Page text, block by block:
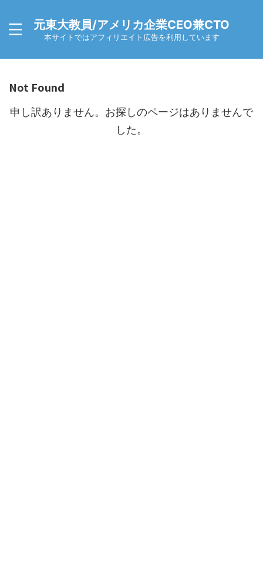
元東大教員/アメリカ企業CEO兼CTO
本サイトではアフィリエイト広告を利用しています
Not Found
申し訳ありません。お探しのページはありませんで
した。